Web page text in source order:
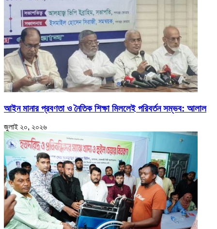
আইন মানার প্রবণতা ও নৈতিক শিক্ষা মিললেই পরিবর্তন সম্ভব: আলাল
জুলাই ২০, ২০২৬